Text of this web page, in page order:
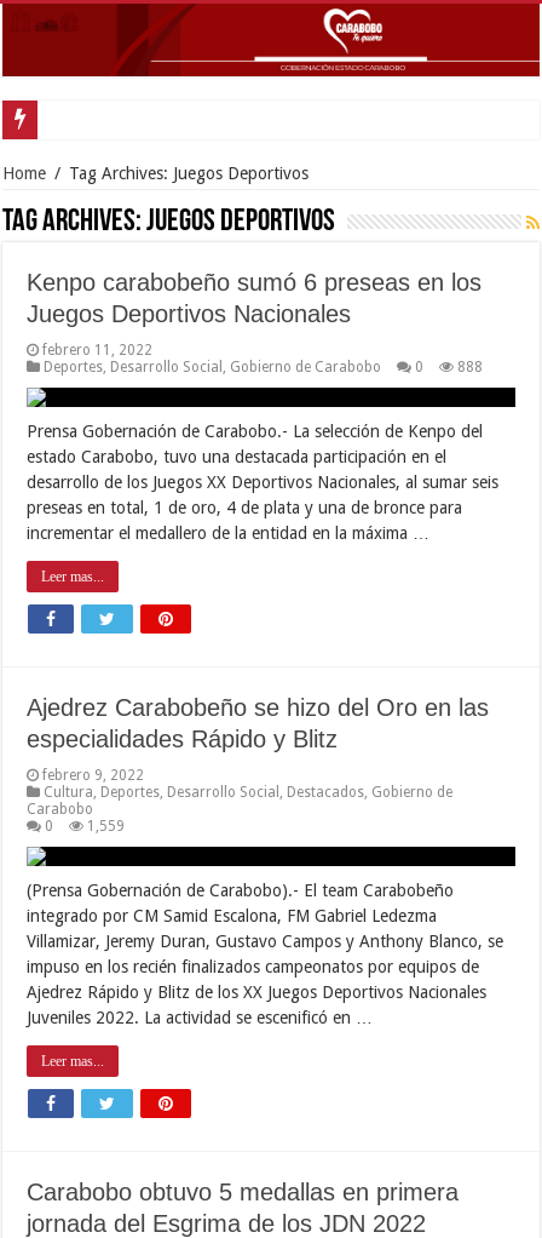
Home / Tag Archives: Juegos Deportivos
Tag Archives:Juegos Deportivos
Kenpo carabobeño sumó 6 preseas en los
Juegos Deportivos Nacionales
febrero 11, 2022
Deportes Desarrollo Social Gobierno de Carabobo 0 888
Prensa Gobernación de Carabobo.- La selección de Kenpo del
estado Carabobo, tuvo una destacada participación en el
desarrollo de los Juegos XX Deportivos Nacionales, al sumar seis
preseas en total, 1 de oro, 4 de plata y una de bronce para
incrementar el medallero de la entidad en la máxima …
Leer mas...
Ajedrez Carabobeño se hizo del Oro en las
especialidades Rápido y Blitz
febrero 9, 2022
Cultura Deportes Desarrollo Social Destacados Gobierno de
Carabobo
0
1,559
(Prensa Gobernación de Carabobo).- El team Carabobeño
integrado por CM Samid Escalona, FM Gabriel Ledezma
Villamizar, Jeremy Duran, Gustavo Campos y Anthony Blanco, se
impuso en los recién finalizados campeonatos por equipos de
Ajedrez Rápido y Blitz de los XX Juegos Deportivos Nacionales
Juveniles 2022. La actividad se escenificó en …
Leer mas...
Carabobo obtuvo 5 medallas en primera
jornada del Esgrima de los JDN 2022